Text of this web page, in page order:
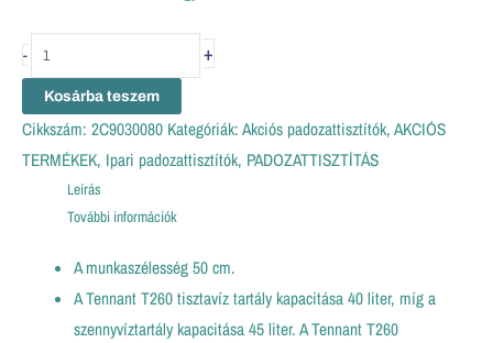
- +
Kosárba teszem
Cikkszám: 2C9030080 Kategóriák:Akciós padozattisztítók,AKCIÓS
TERMÉKEK, Ipari padozattisztítók, PADOZATTISZTÍTÁS
Leírás
További információk
A munkaszélesség 50 cm.
A Tennant T260 tisztavíz tartály kapacitása 40 liter, míg a
szennyvíztartály kapacitása 45 liter. A Tennant T260